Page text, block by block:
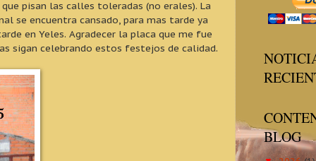
pisan las calles toleradas (no erales). La
se encuentra cansado, para mas tarde ya
en Yeles. Agradecer la placa que me fue
sigan celebrando estos festejos de calidad.
BLOG